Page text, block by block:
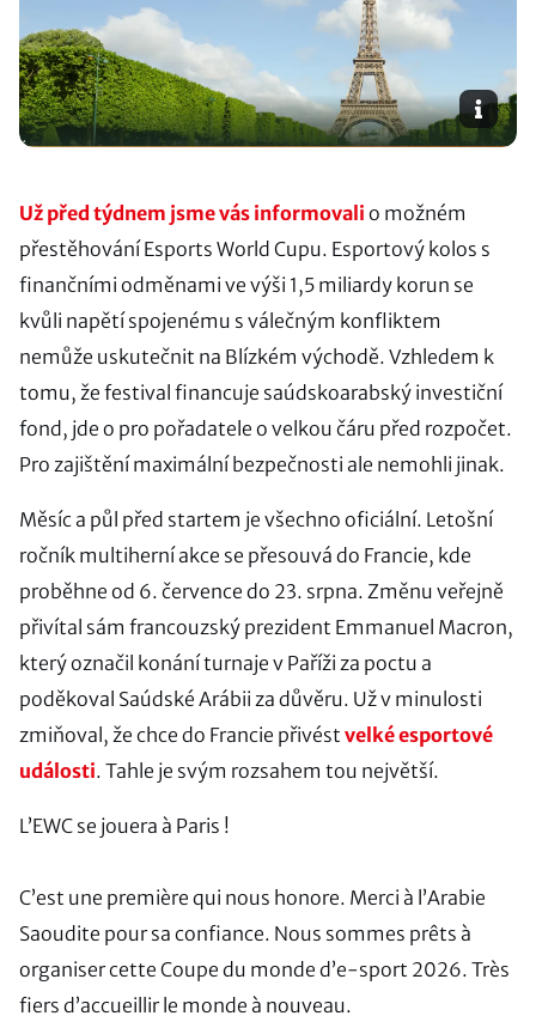
Už před týdnem jsme vás informovali o možném
přestěhování Esports World Cupu. Esportový kolos s
finančními odměnami ve výši 1,5 miliardy korun se
kvůli napětí spojenému s válečným konfliktem
nemůže uskutečnit na Blízkém východě. Vzhledem k
tomu, že festival financuje saúdskoarabský investiční
fond, jde o pro pořadatele o velkou čáru před rozpočet.
Pro zajištění maximální bezpečnosti ale nemohli jinak.
Měsíc a půl před startem je všechno oficiální. Letošní
ročník multiherní akce se přesouvá do Francie, kde
proběhne od 6. července do 23. srpna. Změnu veřejně
přivítal sám francouzský prezident Emmanuel Macron,
který označil konání turnaje v Paříži za poctu a
poděkoval Saúdské Arábii za důvěru. Už v minulosti
zmiňoval, že chce do Francie přivést velké esportové
události. Tahle je svým rozsahem tou největší.
L’EWC se jouera à Paris !
C’est une première qui nous honore. Merci à l’Arabie
Saoudite pour sa confiance. Nous sommes prêts à
organiser cette Coupe du monde d’e-sport 2026. Très
fiers d’accueillir le monde à nouveau.